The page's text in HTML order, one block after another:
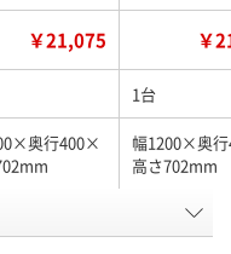
￥21,075 ￥
1台
奥行400×
幅1200×奥
高さ702mm
ル ホワイト